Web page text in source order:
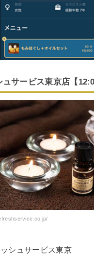
サービス東京店【
シュサービス東京